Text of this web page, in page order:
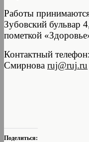
Работы
Зубовский бульвар
пометкой
Контактный
Смирнова ruj@ruj.ru
Поделиться: